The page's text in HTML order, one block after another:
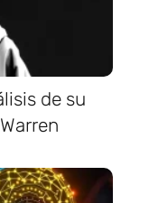
de su